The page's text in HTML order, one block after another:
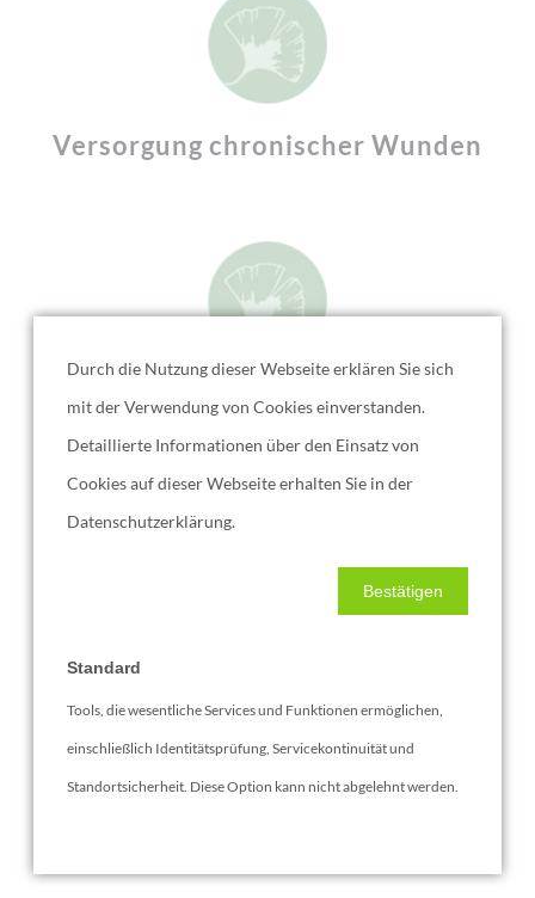
Versorgung chronischer Wunden
Schmerztherapie
Durch die Nutzung dieser Webseite erklären Sie sich
mit der Verwendung von Cookies einverstanden.
Detaillierte Informationen über den Einsatz von
Cookies auf dieser Webseite erhalten Sie in der
Datenschutzerklärung.
Bestätigen
Standard
Tools, die wesentliche Services und Funktionen ermöglichen,
einschließlich Identitätsprüfung, Servicekontinuität und
Standortsicherheit. Diese Option kann nicht abgelehnt werden.